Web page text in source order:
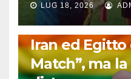
LUG 18, 2026
FUORI DAL CAMPO: CALCIO,
Iran ed Egitto
Match”, ma